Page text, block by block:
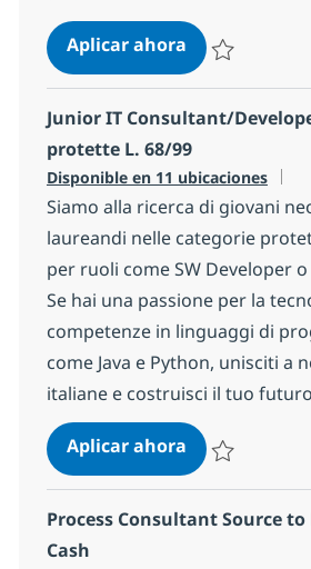
Aplicar ahoraIT
Junior IT Consultant/
protette L. 68/99
Disponible en 11 ubicaciones
Siamo alla ricerca di giovani
laureandi nelle categorie
per ruoli come SW Developer
Se hai una passione per la
competenze in linguaggi di
come Java e Python, unisciti a
italiane e costruisci il tuo futuro
Aplicar ahoraJunior IT
Process Consultant Source
Cash